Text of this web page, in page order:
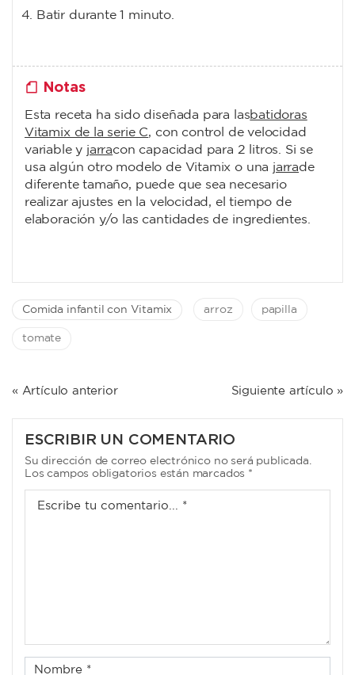
Batir durante 1 minuto.
Notas
Esta receta ha sido diseñada para lasbatidoras
Vitamix de la serie C, con control de velocidad
variable y jarracon capacidad para 2 litros. Si se
usa algún otro modelo de Vitamix o una jarrade
diferente tamaño, puede que sea necesario
realizar ajustes en la velocidad, el tiempo de
elaboración y/o las cantidades de ingredientes.
Comida infantil con Vitamix arroz papilla
tomate
NAVEGACIÓN
ENTRADAS
« Artículo anterior Siguiente artículo »
ESCRIBIR UN COMENTARIO
Su dirección de correo electrónico no será publicada.
Los campos obligatorios están marcados *